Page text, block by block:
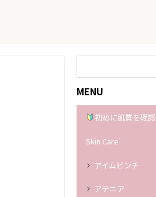
MENU
初めに肌質を確認
Skin Care
アイムピンチ
アテニア